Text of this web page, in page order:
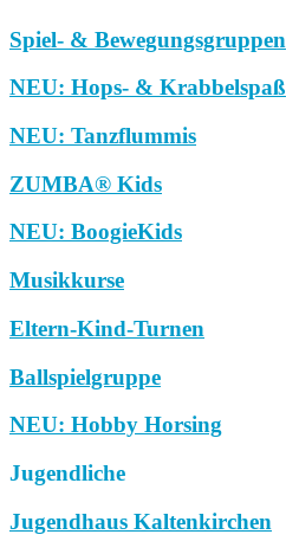
Spiel- & Bewegungsgruppen
NEU: Hops- & Krabbelspaß
NEU: Tanzflummis
ZUMBA® Kids
NEU: BoogieKids
Musikkurse
Eltern-Kind-Turnen
Ballspielgruppe
NEU: Hobby Horsing
Jugendliche
Jugendhaus Kaltenkirchen